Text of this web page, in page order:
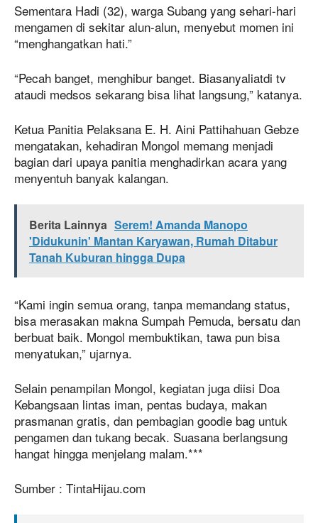
Sementara Hadi (32), warga Subang yang sehari-hari
mengamen di sekitar alun-alun, menyebut momen ini
“menghangatkan hati.”
“Pecah banget, menghibur banget. Biasanyaliatdi tv
ataudi medsos sekarang bisa lihat langsung,” katanya.
Ketua Panitia Pelaksana E. H. Aini Pattihahuan Gebze
mengatakan, kehadiran Mongol memang menjadi
bagian dari upaya panitia menghadirkan acara yang
menyentuh banyak kalangan.
Berita Lainnya Serem! Amanda Manopo
'Didukunin' Mantan Karyawan, Rumah Ditabur
Tanah Kuburan hingga Dupa
“Kami ingin semua orang, tanpa memandang status,
bisa merasakan makna Sumpah Pemuda, bersatu dan
berbuat baik. Mongol membuktikan, tawa pun bisa
menyatukan,” ujarnya.
Selain penampilan Mongol, kegiatan juga diisi Doa
Kebangsaan lintas iman, pentas budaya, makan
prasmanan gratis, dan pembagian goodie bag untuk
pengamen dan tukang becak. Suasana berlangsung
hangat hingga menjelang malam.***
Sumber : TintaHijau.com